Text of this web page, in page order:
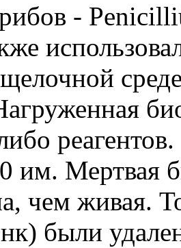
-
им. Мертвая
чем живая.
были